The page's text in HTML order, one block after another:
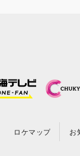
ロケマップ お